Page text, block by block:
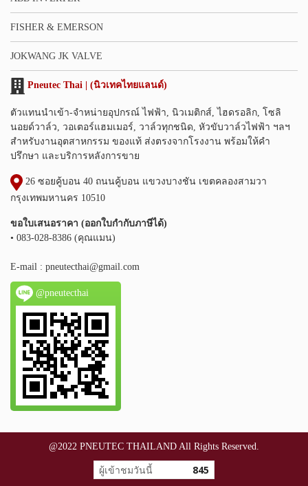
FISHER & EMERSON
JOKWANG JK VALVE
Pneutec Thai | (นิวเทคไทยแลนด์)
ตัวแทนนำเข้า-จำหน่ายอุปกรณ์ ไฟฟ้า, นิวเมติกส์, ไฮดรอลิก, โซลิ
นอยด์วาล์ว, วอเตอร์แฮมเมอร์, วาล์วทุกชนิด, หัวขับวาล์วไฟฟ้า ฯลฯ
สำหรับงานอุตสาหกรรม ของแท้ ส่งตรงจากโรงงาน พร้อมให้คำ
ปรึกษา และบริการหลังการขาย
26 ซอยคู้บอน 40 ถนนคู้บอน แขวงบางชัน เขตคลองสามวา
กรุงเทพมหานคร 10510
ขอใบเสนอราคา (ออกใบกำกับภาษีได้)
• 083-028-8386 (คุณแมน)
E-mail : pneutecthai@gmail.com
@pneutecthai
@2022 PNEUTEC THAILAND All Rights Reserved.
ผู้เข้าชมวันนี้ 845